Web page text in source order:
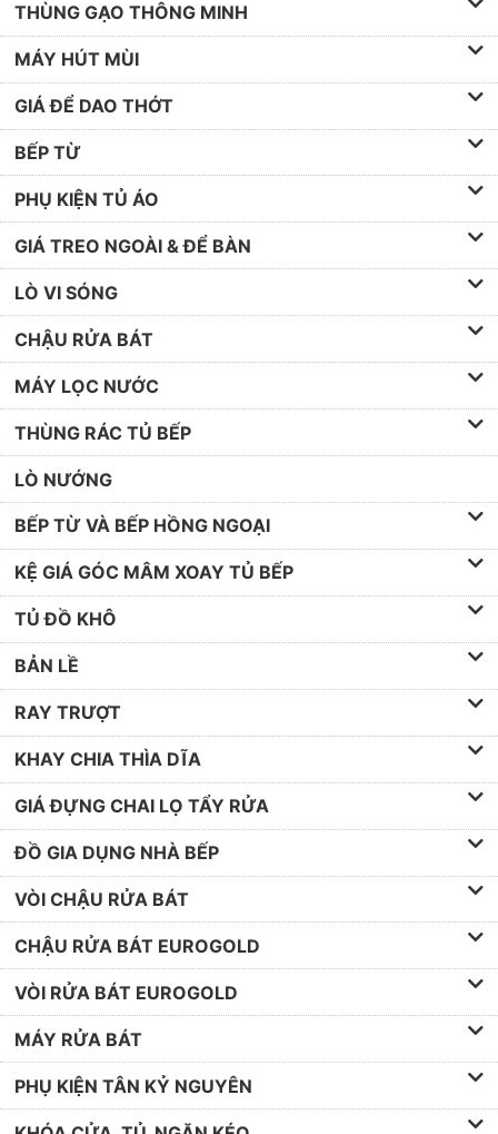
THÙNG GẠO THÔNG MINH
MÁY HÚT MÙI
GIÁ ĐỂ DAO THỚT
BẾP TỪ
PHỤ KIỆN TỦ ÁO
GIÁ TREO NGOÀI & ĐỂ BÀN
LÒ VI SÓNG
CHẬU RỬA BÁT
MÁY LỌC NƯỚC
THÙNG RÁC TỦ BẾP
LÒ NƯỚNG
BẾP TỪ VÀ BẾP HỒNG NGOẠI
KỆ GIÁ GÓC MÂM XOAY TỦ BẾP
TỦ ĐỒ KHÔ
BẢN LỀ
RAY TRƯỢT
KHAY CHIA THÌA DĨA
GIÁ ĐỰNG CHAI LỌ TẨY RỬA
ĐỒ GIA DỤNG NHÀ BẾP
VÒI CHẬU RỬA BÁT
CHẬU RỬA BÁT EUROGOLD
VÒI RỬA BÁT EUROGOLD
MÁY RỬA BÁT
PHỤ KIỆN TÂN KỶ NGUYÊN